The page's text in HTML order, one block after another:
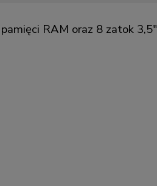
RAM oraz 8 zatok 3,5"